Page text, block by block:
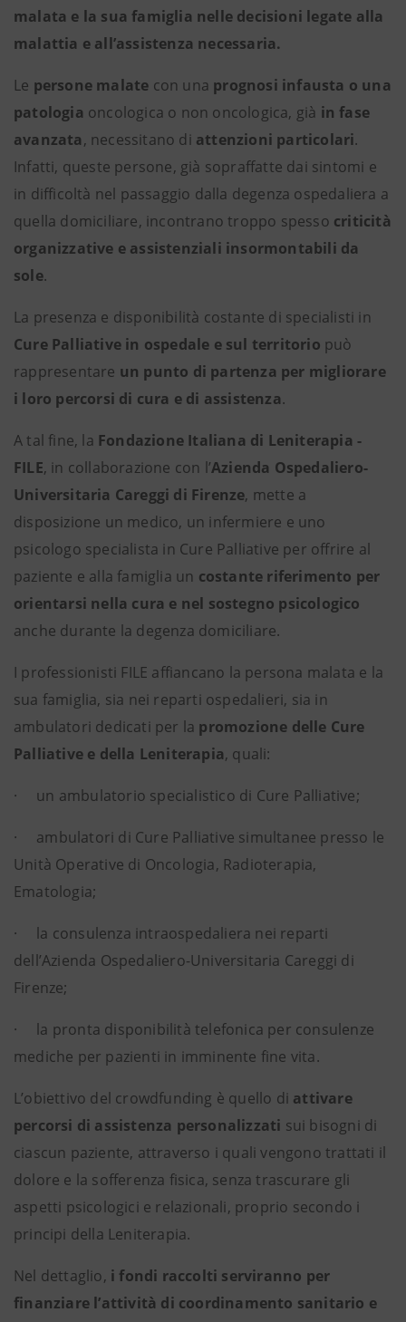
malata e la sua famiglia nelle decisioni legate alla
malattia e all’assistenza necessaria.
Le persone malate con una prognosi infausta o una
patologia oncologica o non oncologica, già in fase
avanzata, necessitano di attenzioni particolari.
Infatti, queste persone, già sopraffatte dai sintomi e
in difficoltà nel passaggio dalla degenza ospedaliera a
quella domiciliare, incontrano troppo spesso criticità
organizzative e assistenziali insormontabili da
sole.
La presenza e disponibilità costante di specialisti in
Cure Palliative in ospedale e sul territorio può
rappresentare un punto di partenza per migliorare
i loro percorsi di cura e di assistenza.
A tal fine, la Fondazione Italiana di Leniterapia -
FILE, in collaborazione con l’Azienda Ospedaliero-
Universitaria Careggi di Firenze, mette a
disposizione un medico, un infermiere e uno
psicologo specialista in Cure Palliative per offrire al
paziente e alla famiglia un costante riferimento per
orientarsi nella cura e nel sostegno psicologico
anche durante la degenza domiciliare.
I professionisti FILE affiancano la persona malata e la
sua famiglia, sia nei reparti ospedalieri, sia in
ambulatori dedicati per la promozione delle Cure
Palliative e della Leniterapia, quali:
· un ambulatorio specialistico di Cure Palliative;
· ambulatori di Cure Palliative simultanee presso le
Unità Operative di Oncologia, Radioterapia,
Ematologia;
· la consulenza intraospedaliera nei reparti
dell’Azienda Ospedaliero-Universitaria Careggi di
Firenze;
· la pronta disponibilità telefonica per consulenze
mediche per pazienti in imminente fine vita.
L’obiettivo del crowdfunding è quello di attivare
percorsi di assistenza personalizzati sui bisogni di
ciascun paziente, attraverso i quali vengono trattati il
dolore e la sofferenza fisica, senza trascurare gli
aspetti psicologici e relazionali, proprio secondo i
principi della Leniterapia.
Nel dettaglio, i fondi raccolti serviranno per
finanziare l’attività di coordinamento sanitario e